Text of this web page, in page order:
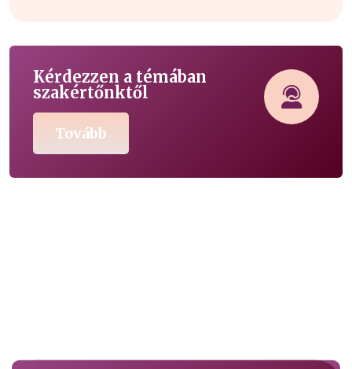
Kérdezzen a témában
szakértőnktől
Tovább